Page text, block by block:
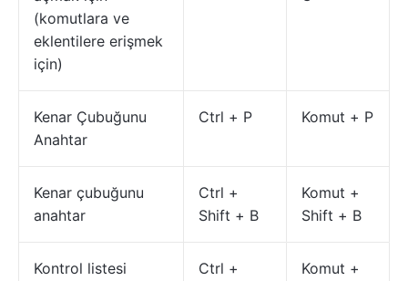
(komutlara ve
eklentilere erişmek
için)
Kenar Çubuğunu
Anahtar
Ctrl + P Komut + P
Kenar çubuğunu
anahtar
Ctrl +
Shift + B
Komut +
Shift + B
Kontrol listesi
Ctrl +
Komut +